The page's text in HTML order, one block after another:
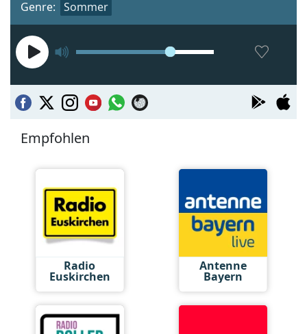
Genre: Sommer
Empfohlen
Radio
Euskirchen
Antenne
Bayern